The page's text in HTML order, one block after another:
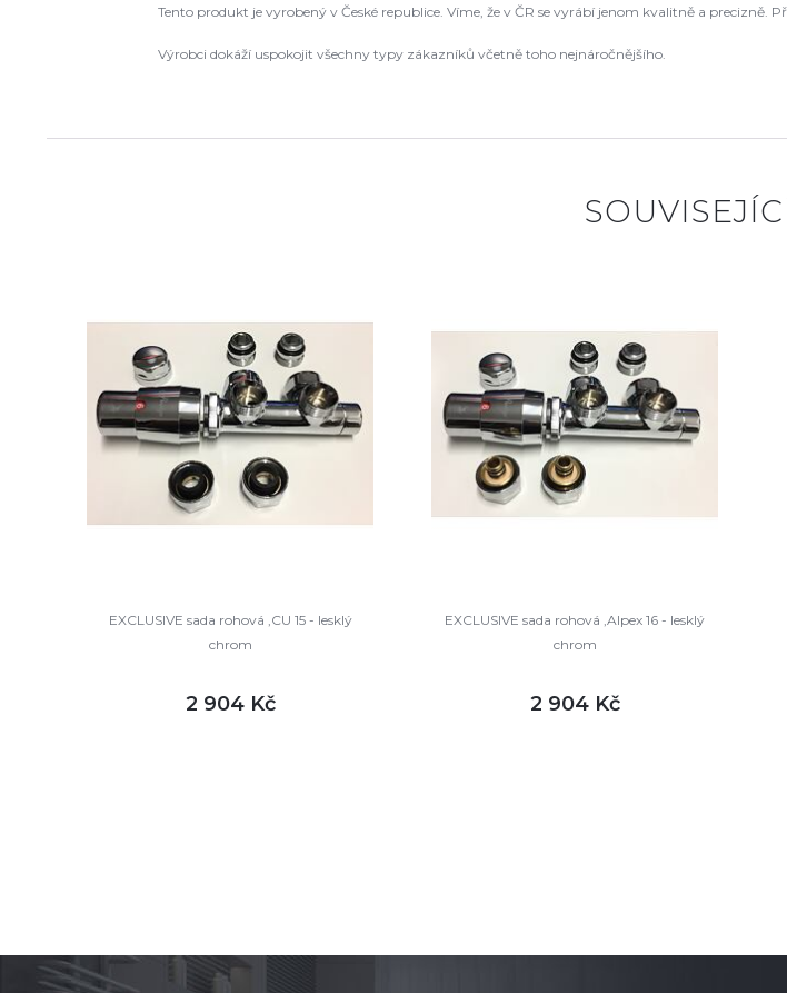
Tento produkt je vyrobený v České republice. Víme, že v ČR se vyrábí jenom kvalitně a
Výrobci dokáží uspokojit všechny typy zákazníků včetně toho nejnáročnějšího.
EXCLUSIVE sada rohová ,CU 15 - lesklý
chrom
2 904 Kč
EXCLUSIVE sada rohová ,Alpex 16 - lesklý
chrom
2 904 Kč